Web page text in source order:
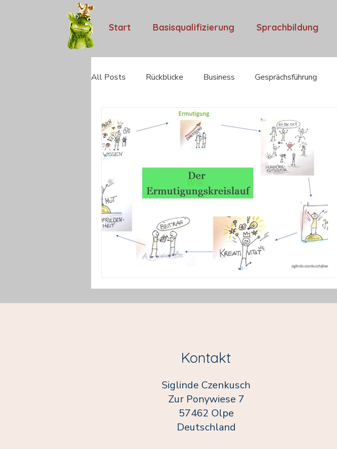
Start Basisqualifizierung Sprachbildung
All Posts Rückblicke Business Gesprächsführung
Camino Portugues 2023 Mental Overload
Kita-Pädagogik
Kontakt
Siglinde Czenkusch
Zur Ponywiese 7
57462 Olpe
Deutschland